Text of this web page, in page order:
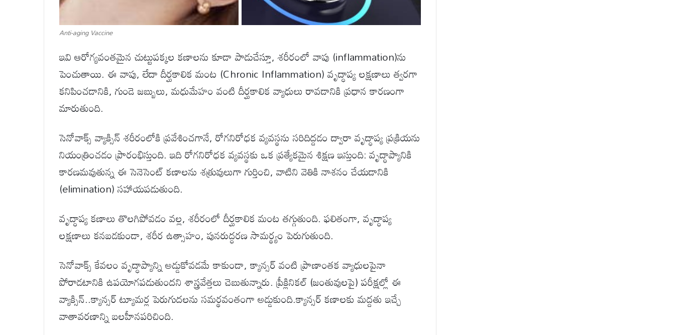
Anti-aging Vaccine
ఇవి ఆరోగ్యవంతమైన చుట్టుపక్కల కణాలను కూడా పాడుచేస్తూ, శరీరంలో వాపు (inflammation)ను
పెంచుతాయి. ఈ వాపు, లేదా దీర్ఘకాలిక మంట (Chronic Inflammation) వృద్ధాప్య లక్షణాలు త్వరగా
కనిపించడానికి, గుండె జబ్బులు, మధుమేహం వంటి దీర్ఘకాలిక వ్యాధులు రావడానికి ప్రధాన కారణంగా
మారుతుంది.
సెనోవాక్స్ వ్యాక్సిన్ శరీరంలోకి ప్రవేశించగానే, రోగనిరోధక వ్యవస్థను సరిదిద్దడం ద్వారా వృద్ధాప్య ప్రక్రియను
నియంత్రించడం ప్రారంభిస్తుంది. ఇది రోగనిరోధక వ్యవస్థకు ఒక ప్రత్యేకమైన శిక్షణ ఇస్తుంది: వృద్ధాప్యానికి
కారణమవుతున్న ఈ సెనెసెంట్ కణాలను శత్రువులుగా గుర్తించి, వాటిని వెతికి నాశనం చేయడానికి
(elimination) సహాయపడుతుంది.
వృద్ధాప్య కణాలు తొలగిపోవడం వల్ల, శరీరంలో దీర్ఘకాలిక మంట తగ్గుతుంది. ఫలితంగా, వృద్ధాప్య
లక్షణాలు కనబడకుండా, శరీర ఉత్సాహం, పునరుద్ధరణ సామర్థ్యం పెరుగుతుంది.
సెనోవాక్స్ కేవలం వృద్ధాప్యాన్ని అడ్డుకోవడమే కాకుండా, క్యాన్సర్ వంటి ప్రాణాంతక వ్యాధులపైనా
పోరాడటానికి ఉపయోగపడుతుందని శాస్త్రవేత్తలు చెబుతున్నారు. ప్రీక్లినికల్ (జంతువులపై) పరీక్షల్లో ఈ
వ్యాక్సిన్..క్యాన్సర్ ట్యూమర్ల పెరుగుదలను సమర్థవంతంగా అడ్డుకుంది.క్యాన్సర్ కణాలకు మద్దతు ఇచ్చే
వాతావరణాన్ని బలహీనపరిచింది.